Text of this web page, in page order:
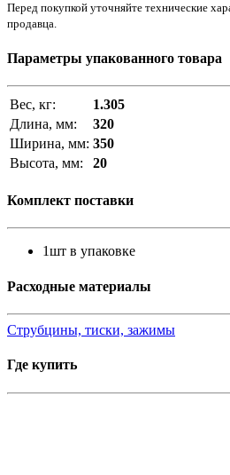
Перед покупкой уточняйте технические
продавца.
Параметры упакованного товара
Вес, кг:
1.305
Длина, мм:
320
Ширина, мм: 350
Высота, мм:
20
Комплект поставки
1шт в упаковке
Расходные материалы
Струбцины, тиски, зажимы
Где купить